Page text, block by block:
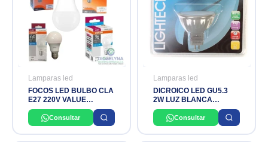
Lamparas led
FOCOS LED BULBO CLA
E27 220V VALUE
CLASSIC LEDVANCE
OSRAMConsultar
Lamparas led
DICROICO LED GU5.3
2W LUZ BLANCA
LIGHTECH
Consultar